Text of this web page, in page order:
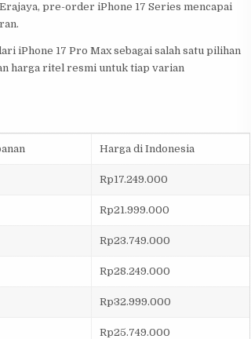
pre-order iPhone 17 Series mencapai
iPhone 17 Pro Max sebagai salah satu pilihan
harga ritel resmi untuk tiap varian
Harga di Indonesia
Rp17.249.000
Rp21.999.000
Rp23.749.000
Rp28.249.000
Rp32.999.000
Rp25.749.000